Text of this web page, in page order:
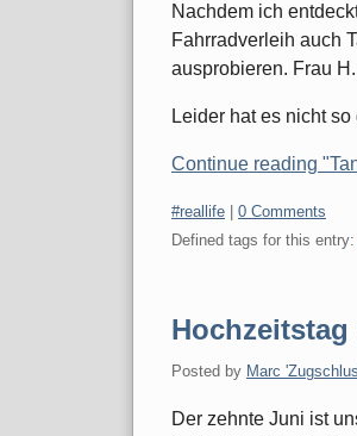
Nachdem ich
Fahrradverleih auch
ausprobieren. Frau
Leider hat es nicht
Continue reading
Categories:
#reallife
0 Comments
Defined tags for this entry:
Posted by Marc
Der zehnte Juni ist